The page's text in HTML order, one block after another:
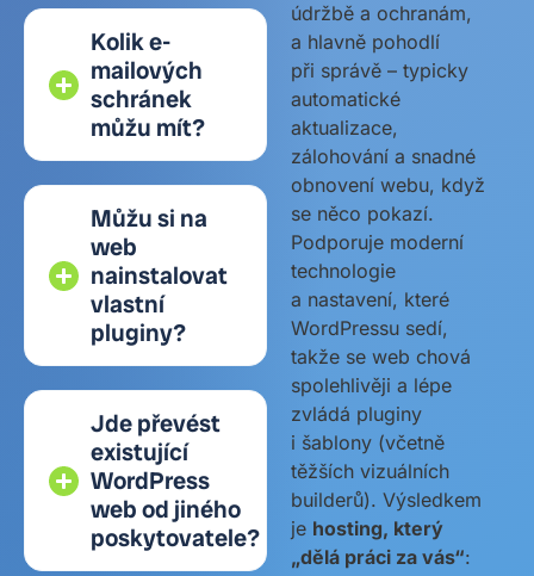
Kolik e-
mailových
schránek
můžu mít?
Můžu si na
web
nainstalovat
vlastní
pluginy?
Jde převést
existující
WordPress
web od jiného
poskytovatele?
údržbě a ochranám,
a hlavně pohodlí
při správě – typicky
automatické
aktualizace,
zálohování a snadné
obnovení webu, když
se něco pokazí.
Podporuje moderní
technologie
a nastavení, které
WordPressu sedí,
takže se web chová
spolehlivěji a lépe
zvládá pluginy
i šablony (včetně
těžších vizuálních
builderů). Výsledkem
je hosting, který
„dělá práci za vás“: